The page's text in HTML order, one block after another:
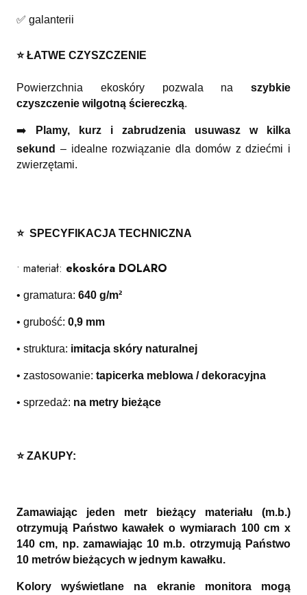
✅ galanterii
⭐️ ŁATWE CZYSZCZENIE
Powierzchnia ekoskóry pozwala na szybkie
czyszczenie wilgotną ściereczką.
➡️
Plamy, kurz i zabrudzenia usuwasz w kilka
sekund – idealne rozwiązanie dla domów z dziećmi i
zwierzętami.
⭐️ SPECYFIKACJA TECHNICZNA
• materiał: ekoskóra DOLARO
• gramatura: 640 g/m²
• grubość: 0,9 mm
• struktura: imitacja skóry naturalnej
• zastosowanie: tapicerka meblowa / dekoracyjna
• sprzedaż: na metry bieżące
⭐️ ZAKUPY:
Zamawiając jeden metr bieżący materiału (m.b.)
otrzymują Państwo kawałek o wymiarach 100 cm x
140 cm, np. zamawiając 10 m.b. otrzymują Państwo
10 metrów bieżących w jednym kawałku.
Kolory wyświetlane na ekranie monitora mogą